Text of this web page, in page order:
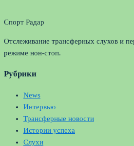
Спорт Радар
Отслеживание трансферных слухов и
режиме нон-стоп.
Рубрики
News
Интервью
Трансферные новости
Истории успеха
Слухи